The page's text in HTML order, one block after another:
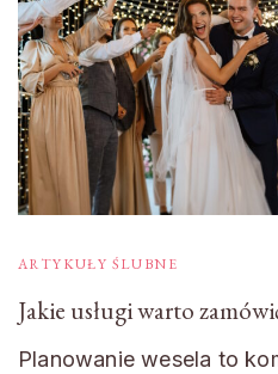
ARTYKUŁY ŚLUBNE
Jakie usługi warto
Planowanie wesela to